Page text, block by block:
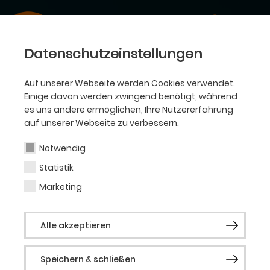
Datenschutzeinstellungen
Auf unserer Webseite werden Cookies verwendet.
Einige davon werden zwingend benötigt, während
es uns andere ermöglichen, Ihre Nutzererfahrung
auf unserer Webseite zu verbessern.
Notwendig
Statistik
Marketing
Alle akzeptieren
Speichern & schließen